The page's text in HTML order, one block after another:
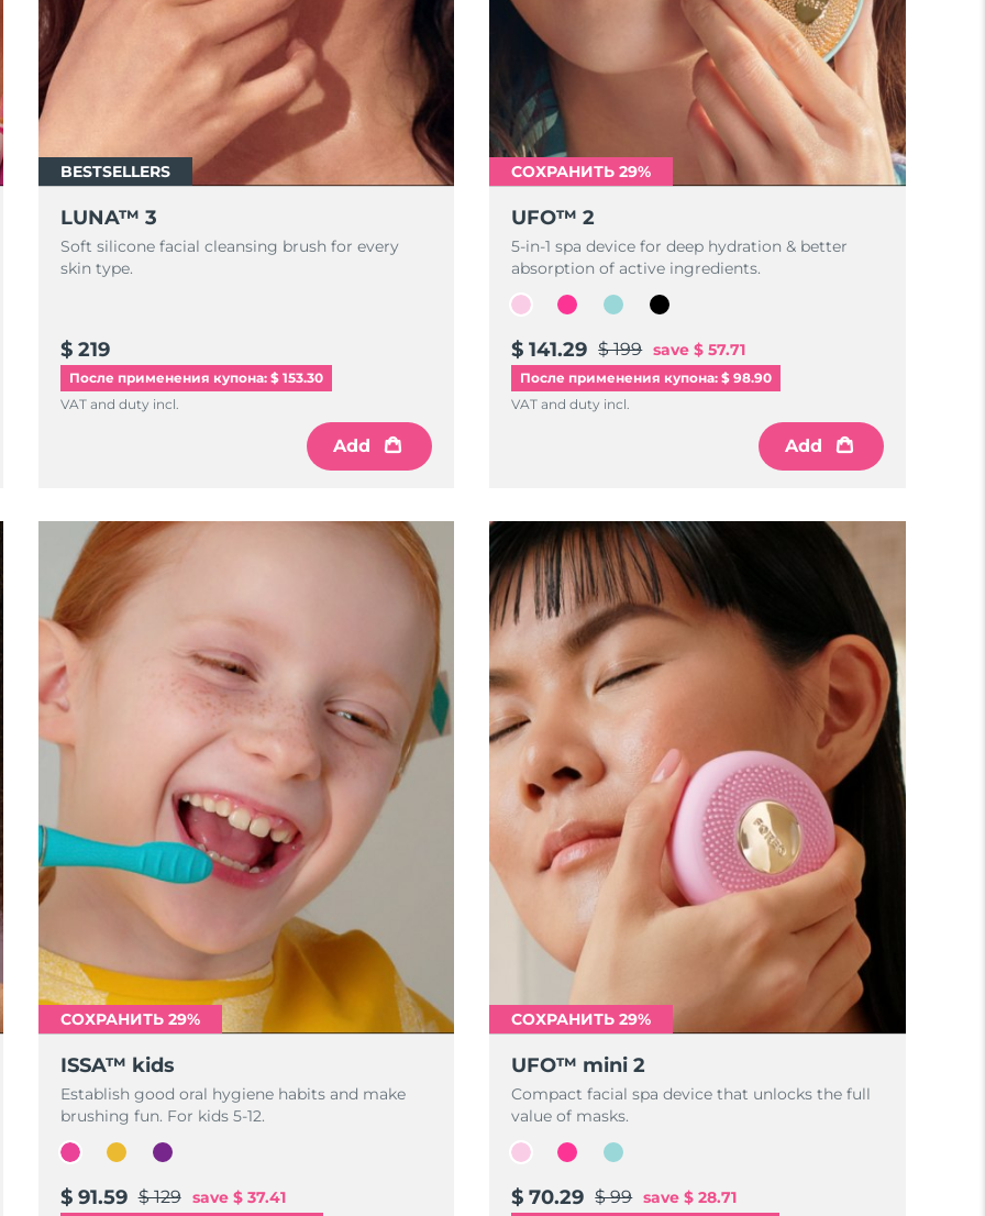
BESTSELLERS
LUNA™ 3
Soft silicone facial cleansing brush for every
skin type.
$ 219
После применения купона: $ 153.30
VAT and duty incl.
Add
СОХРАНИТЬ 29%
UFO™ 2
5-in-1 spa device for deep hydration & better
absorption of active ingredients.
$ 141.29 $ 199 save $ 57.71
После применения купона: $ 98.90
VAT and duty incl.
Add
СОХРАНИТЬ 29%
ISSA™ kids
Establish good oral hygiene habits and make
brushing fun. For kids 5-12.
$ 91.59 $ 129 save $ 37.41
СОХРАНИТЬ 29%
UFO™ mini 2
Compact facial spa device that unlocks the full
value of masks.
$ 70.29 $ 99 save $ 28.71